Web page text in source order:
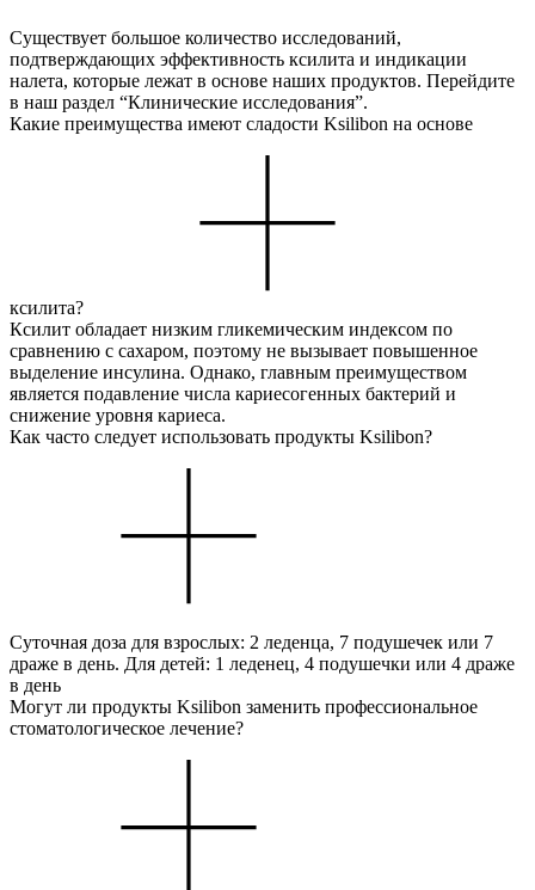
Существует большое количество исследований,
подтверждающих эффективность ксилита и индикации
налета, которые лежат в основе наших продуктов. Перейдите
в наш раздел “Клинические исследования”.
Какие преимущества имеют сладости Ksilibon на основе
ксилита?
Ксилит обладает низким гликемическим индексом по
сравнению с сахаром, поэтому не вызывает повышенное
выделение инсулина. Однако, главным преимуществом
является подавление числа кариесогенных бактерий и
снижение уровня кариеса.
Как часто следует использовать продукты Ksilibon?
Суточная доза для взрослых: 2 леденца, 7 подушечек или 7
драже в день. Для детей: 1 леденец, 4 подушечки или 4 драже
в день
Могут ли продукты Ksilibon заменить профессиональное
стоматологическое лечение?